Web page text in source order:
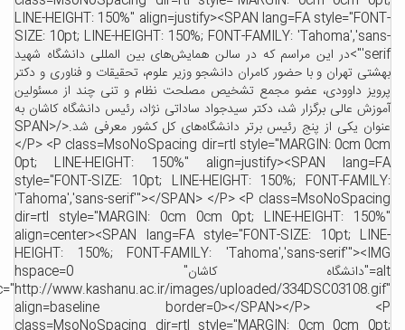
LINE-HEIGHT: 150%" align=justify><SPAN lang=FA
SIZE: 10pt; LINE-HEIGHT: 150%; FONT-FAMILY:
serif'">در این مراسم که در سالن همایش‌های بین المللی دانشگاه شهید
تهران و با حضور کامران دانشجو وزیر علوم، تحقیقات و فناوری و دکتر
داوودی، عضو مجمع تشخیص مصلحت نظام و تنی چند از مسئولین
عالی برگزار شد، دکتر سیدجواد ساداتی نژاد، رئیس دانشگاه کاشان به
عنوان یکی از پنج رئیس برتر دانشگاه‌های کل کشور معرفی شد.</SPAN>
</P> <P class=MsoNoSpacing dir=rtl style="MARGIN: 0cm
0pt; LINE-HEIGHT: 150%" align=justify><SPAN
style="FONT-SIZE: 10pt; LINE-HEIGHT: 150%; FONT-
'Tahoma','sans-serif'"></SPAN> </P> <P
dir=rtl style="MARGIN: 0cm 0cm 0pt; LINE-HEIGHT:
align=center><SPAN lang=FA style="FONT-SIZE: 10pt;
HEIGHT: 150%; FONT-FAMILY: 'Tahoma','sans-
alt="دانشگاه کاشان" hspace=0
src="http://www.kashanu.ac.ir/images/uploaded/
align=baseline border=0></SPAN></P>